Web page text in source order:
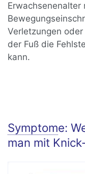
Erwachsenenalter
Verletzungen
der Fuß die
kann.
Symptome:
man mit